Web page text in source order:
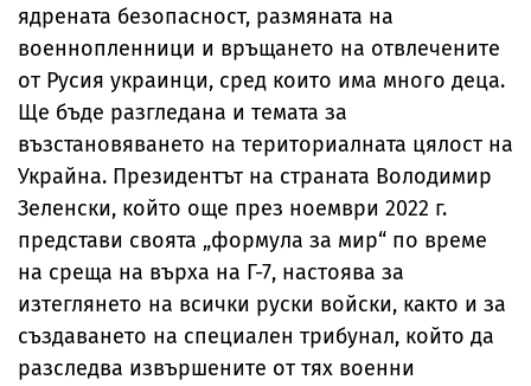
ядрената безопасност, размяната на
военнопленници и връщането на отвлечените
от Русия украинци, сред които има много деца.
Ще бъде разгледана и темата за
възстановяването на териториалната цялост на
Украйна. Президентът на страната Володимир
Зеленски, който още през ноември 2022 г.
представи своята „формула за мир“ по време
на среща на върха на Г-7, настоява за
изтеглянето на всички руски войски, както и за
създаването на специален трибунал, който да
разследва извършените от тях военни